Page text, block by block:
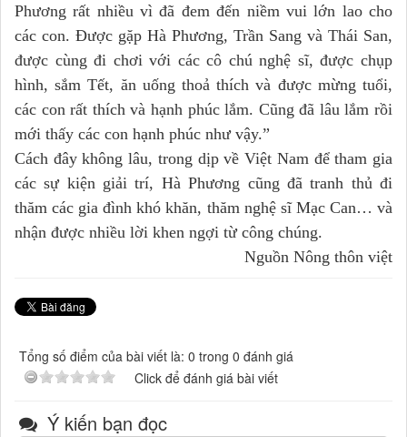
Phương rất nhiều vì đã đem đến niềm vui lớn lao cho
các con. Được gặp Hà Phương, Trần Sang và Thái San,
được cùng đi chơi với các cô chú nghệ sĩ, được chụp
hình, sắm Tết, ăn uống thoả thích và được mừng tuổi,
các con rất thích và hạnh phúc lắm. Cũng đã lâu lắm rồi
mới thấy các con hạnh phúc như vậy.”
Cách đây không lâu, trong dịp về Việt Nam để tham gia
các sự kiện giải trí, Hà Phương cũng đã tranh thủ đi
thăm các gia đình khó khăn, thăm nghệ sĩ Mạc Can… và
nhận được nhiều lời khen ngợi từ công chúng.
Nguồn Nông thôn việt
Tổng số điểm của bài viết là: 0 trong 0 đánh giá
Click để đánh giá bài viết
Ý kiến bạn đọc